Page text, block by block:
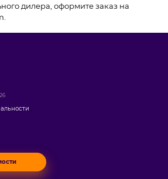
дилера, оформите заказ на